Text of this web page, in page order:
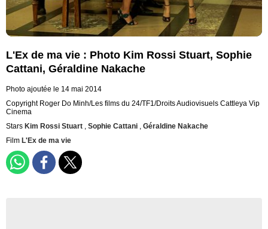
L'Ex de ma vie : Photo Kim Rossi Stuart, Sophie
Cattani, Géraldine Nakache
Photo ajoutée le 14 mai 2014
Copyright Roger Do Minh/Les films du 24/TF1/Droits Audiovisuels Cattleya Vip
Cinema
Stars Kim Rossi Stuart , Sophie Cattani , Géraldine Nakache
Film L'Ex de ma vie